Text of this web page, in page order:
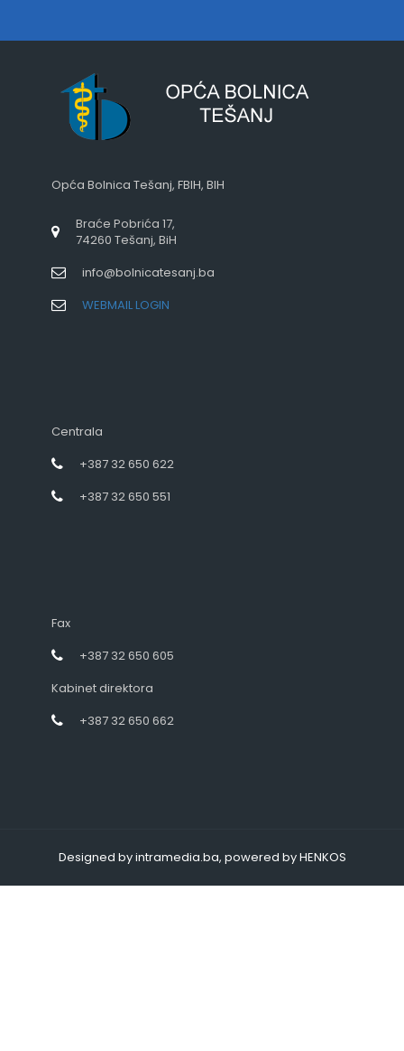
Opća Bolnica Tešanj, FBIH, BIH
Braće Pobrića 17,
74260 Tešanj, BiH
info@bolnicatesanj.ba
WEBMAIL LOGIN
Centrala
+387 32 650 622
+387 32 650 551
Fax
+387 32 650 605
Kabinet direktora
+387 32 650 662
Designed by intramedia.ba, powered by HENKOS